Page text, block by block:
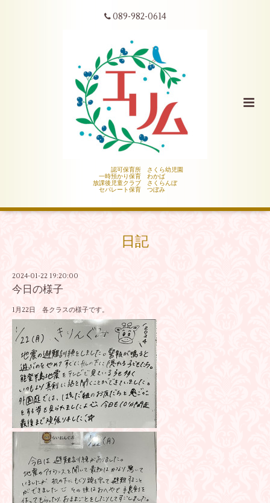
089-982-0614
認可保育所 さくら幼児園
一時預かり保育 わかば
放課後児童クラブ さくらんぼ
セパレート保育 つぼみ
日記
2024-01-22 19:20:00
今日の様子
1月22日 各クラスの様子です。